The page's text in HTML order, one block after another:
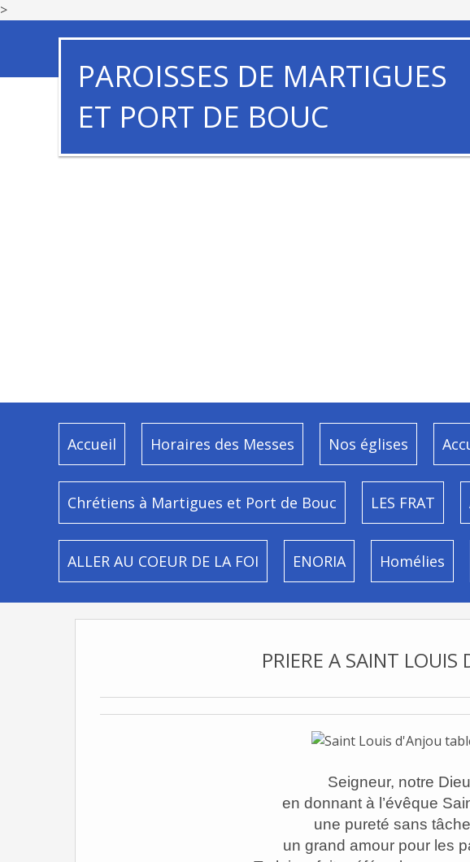
>
PAROISSES DE MARTIGUES
ET PORT DE BOUC
Accueil Horaires des Messes Nos églises
Chrétiens à Martigues et Port de Bouc LES FRAT
ALLER AU COEUR DE LA FOI ENORIA Homélies
PRIERE A SAINT LOUIS
Seigneur, notre
en donnant à l’évêque
une pureté sans
un grand amour pour les